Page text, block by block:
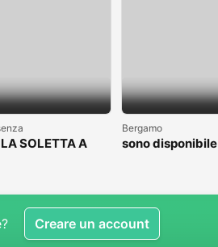
SOLETTA A
Bergamo
sono disponibile
Creare un account